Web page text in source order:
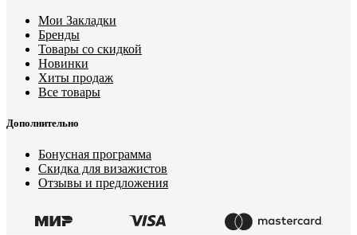
Мои Закладки
Бренды
Товары со скидкой
Новинки
Хиты продаж
Все товары
Дополнительно
Бонусная программа
Скидка для визажистов
Отзывы и предложения